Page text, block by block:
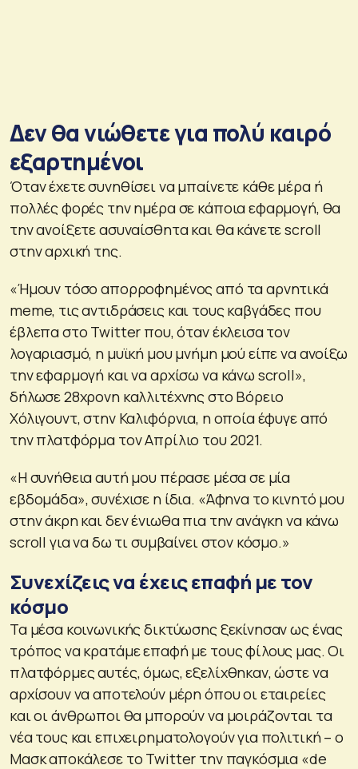
Δεν θα νιώθετε για πολύ καιρό
εξαρτημένοι
Όταν έχετε συνηθίσει να μπαίνετε κάθε μέρα ή
πολλές φορές την ημέρα σε κάποια εφαρμογή, θα
την ανοίξετε ασυναίσθητα και θα κάνετε scroll
στην αρχική της.
«Ήμουν τόσο απορροφημένος από τα αρνητικά
meme, τις αντιδράσεις και τους καβγάδες που
έβλεπα στο Twitter που, όταν έκλεισα τον
λογαριασμό, η μυϊκή μου μνήμη μού είπε να ανοίξω
την εφαρμογή και να αρχίσω να κάνω scroll»,
δήλωσε 28χρονη καλλιτέχνης στο Βόρειο
Χόλιγουντ, στην Καλιφόρνια, η οποία έφυγε από
την πλατφόρμα τον Απρίλιο του 2021.
«Η συνήθεια αυτή μου πέρασε μέσα σε μία
εβδομάδα», συνέχισε η ίδια. «Άφηνα το κινητό μου
στην άκρη και δεν ένιωθα πια την ανάγκη να κάνω
scroll για να δω τι συμβαίνει στον κόσμο.»
Συνεχίζεις να έχεις επαφή με τον
κόσμο
Τα μέσα κοινωνικής δικτύωσης ξεκίνησαν ως ένας
τρόπος να κρατάμε επαφή με τους φίλους μας. Οι
πλατφόρμες αυτές, όμως, εξελίχθηκαν, ώστε να
αρχίσουν να αποτελούν μέρη όπου οι εταιρείες
και οι άνθρωποι θα μπορούν να μοιράζονται τα
νέα τους και επιχειρηματολογούν για πολιτική – ο
Μασκ αποκάλεσε το Twitter την παγκόσμια «de